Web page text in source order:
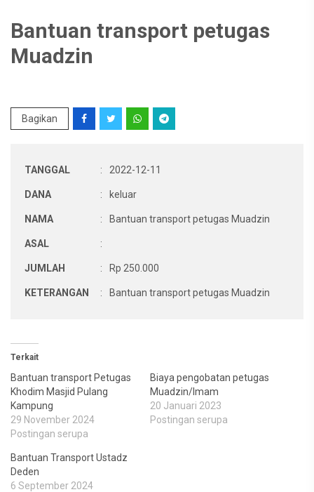
Bantuan transport petugas
Muadzin
Bagikan
TANGGAL : 2022-12-11
DANA : keluar
NAMA : Bantuan transport petugas Muadzin
ASAL :
JUMLAH : Rp 250.000
KETERANGAN : Bantuan transport petugas Muadzin
Terkait
Bantuan transport Petugas
Khodim Masjid Pulang
Kampung
29 November 2024
Postingan serupa
Biaya pengobatan petugas
Muadzin/Imam
20 Januari 2023
Postingan serupa
Bantuan Transport Ustadz
Deden
6 September 2024